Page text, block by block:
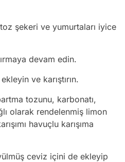
şekeri ve yumurtaları iyice
devam edin.
ve karıştırın.
tozunu, karbonatı,
olarak rendelenmiş limon
havuçlu karışıma
ceviz içini de ekleyip